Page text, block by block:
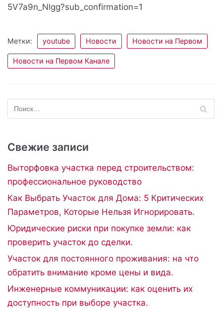
5V7a9n_Nlgg?sub_confirmation=1
Метки: youtube Новости Новости на Первом
Новости на Первом Канале
Свежие записи
Выторфовка участка перед строительством:
профессиональное руководство
Как Выбрать Участок для Дома: 5 Критических
Параметров, Которые Нельзя Игнорировать.
Юридические риски при покупке земли: как
проверить участок до сделки.
Участок для постоянного проживания: на что
обратить внимание кроме цены и вида.
Инженерные коммуникации: как оценить их
доступность при выборе участка.